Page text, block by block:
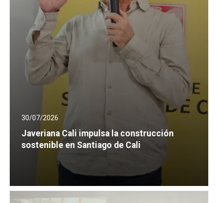
30/07/2026
Javeriana Cali impulsa la construcción
sostenible en Santiago de Cali